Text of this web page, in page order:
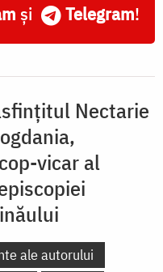
și Telegram!
Nectarie
vicar al
ale autorului